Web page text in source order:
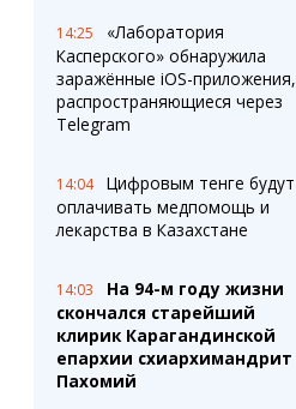
14:25
«Лаборатория
Касперского» обнаружила
заражённые iOS-приложения,
распространяющиеся через
Telegram
14:04
Цифровым тенге будут
оплачивать медпомощь и
лекарства в Казахстане
14:03
На 94-м году жизни
скончался старейший
клирик Карагандинской
епархии схиархимандрит
Пахомий